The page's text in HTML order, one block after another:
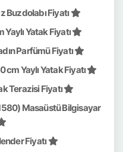
Buzdolabı Fiyatı
Yatak Fiyatı
Parfümü Fiyatı
Yaylı Yatak Fiyatı
Terazisi Fiyatı
Masaüstü Bilgisayar
Fiyatı